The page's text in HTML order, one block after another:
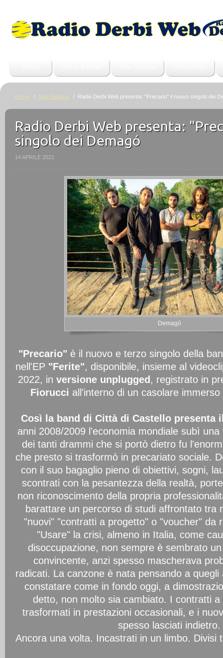
Home / Sala Stampa / Radio Derbi Web presenta: "Precario" il nuovo singolo dei
Radio Derbi Web presenta:
singolo dei Demagó
14 APRILE 2022
Demagó
"Precario" è il nuovo e terzo singolo della
nell'EP"Ferite", disponibile, insieme al
2022, in versione unplugged , registrato in
Fiorucci all'interno di un casolare
Così la band di Città di Castello presenta
anni 2008/2009 l'economia mondiale subì
dei tanti drammi che si portò dietro fu
che presto si trasformò in precariato sociale.
con il suo bagaglio pieno di obiettivi, sogni,
scontrati con la pesantezza della realtà,
non riconoscimento della propria
barattare un percorso di studi affrontato tra
"nuovi" "contratti a progetto" o "voucher" da
"Usare" la crisi, almeno in Italia, come
disoccupazione, non sempre è sembrato
convincente, anzi spesso mascherava
radicati. La canzone è nata pensando a
constatare come in fondo oggi, a
detto, non molto sia cambiato. I contratti
trasformati in prestazioni occasionali, e i
spesso lasciati indietro.
Ancora una volta. Incastrati in un limbo. Divisi